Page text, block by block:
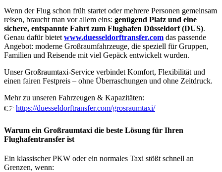
Wenn der Flug schon früh startet oder mehrere Personen gemeinsam
reisen, braucht man vor allem eins: genügend Platz und eine
sichere, entspannte Fahrt zum Flughafen Düsseldorf (DUS).
Genau dafür bietet www.duesseldorftransfer.com das passende
Angebot: moderne Großraumfahrzeuge, die speziell für Gruppen,
Familien und Reisende mit viel Gepäck entwickelt wurden.
Unser Großraumtaxi-Service verbindet Komfort, Flexibilität und
einen fairen Festpreis – ohne Überraschungen und ohne Zeitdruck.
Mehr zu unseren Fahrzeugen & Kapazitäten:
👉 https://duesseldorftransfer.com/grosraumtaxi/
Warum ein Großraumtaxi die beste Lösung für Ihren
Flughafentransfer ist
Ein klassischer PKW oder ein normales Taxi stößt schnell an
Grenzen, wenn: